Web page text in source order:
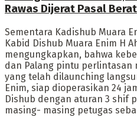
Rawas Dijerat Pasal Berat
Sementara Kadishub Muara
Kabid Dishub Muara Enim H
mengungkapkan, bahwa
dan Palang pintu perlintasan
yang telah dilaunching
Enim, siap dioperasikan 24
Dishub dengan aturan 3 shif
masing- masing petugas